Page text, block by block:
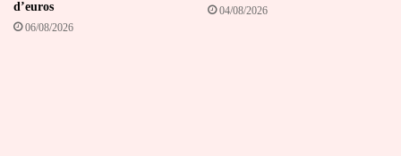
d’euros
06/08/2026
04/08/2026